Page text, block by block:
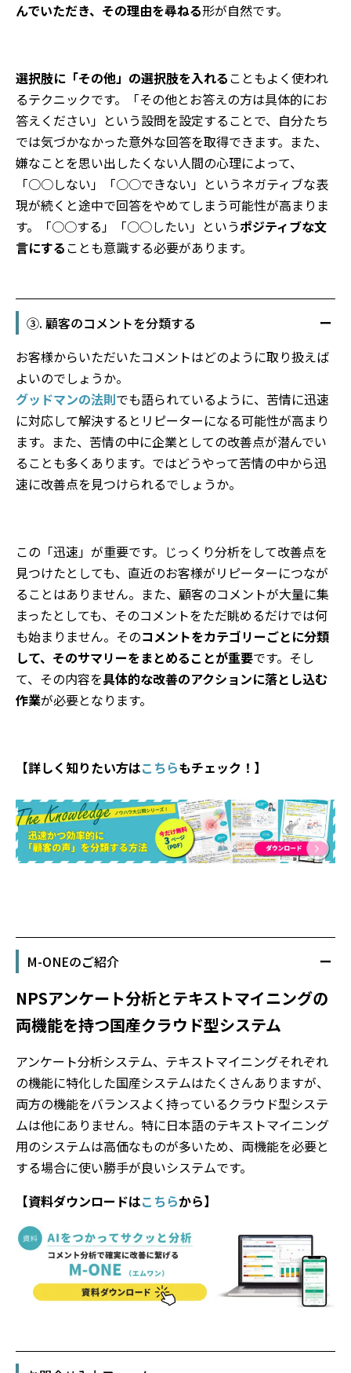
んでいただき、その理由を尋ねる形が自然です。
選択肢に「その他」の選択肢を入れることもよく使われ
るテクニックです。「その他とお答えの方は具体的にお
答えください」という設問を設定することで、自分たち
では気づかなかった意外な回答を取得できます。また、
嫌なことを思い出したくない人間の心理によって、
「○○しない」「○○できない」というネガティブな表
現が続くと途中で回答をやめてしまう可能性が高まりま
す。「○○する」「○○したい」というポジティブな文
言にすることも意識する必要があります。
③. 顧客のコメントを分類する
お客様からいただいたコメントはどのように取り扱えば
よいのでしょうか。
グッドマンの法則でも語られているように、苦情に迅速
に対応して解決するとリピーターになる可能性が高まり
ます。また、苦情の中に企業としての改善点が潜んでい
ることも多くあります。ではどうやって苦情の中から迅
速に改善点を見つけられるでしょうか。
この「迅速」が重要です。じっくり分析をして改善点を
見つけたとしても、直近のお客様がリピーターにつなが
ることはありません。また、顧客のコメントが大量に集
まったとしても、そのコメントをただ眺めるだけでは何
も始まりません。そのコメントをカテゴリーごとに分類
して、そのサマリーをまとめることが重要です。そし
て、その内容を具体的な改善のアクションに落とし込む
作業が必要となります。
【詳しく知りたい方はこちらもチェック！】
M-ONEのご紹介
NPSアンケート分析とテキストマイニングの
両機能を持つ国産クラウド型システム
アンケート分析システム、テキストマイニングそれぞれ
の機能に特化した国産システムはたくさんありますが、
両方の機能をバランスよく持っているクラウド型システ
ムは他にありません。特に日本語のテキストマイニング
用のシステムは高価なものが多いため、両機能を必要と
する場合に使い勝手が良いシステムです。
【資料ダウンロードはこちらから】